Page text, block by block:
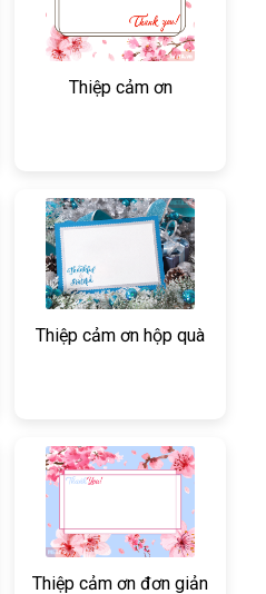
Thiệp cảm ơn
Thiệp cảm ơn hộp quà
Thiệp cảm ơn đơn giản